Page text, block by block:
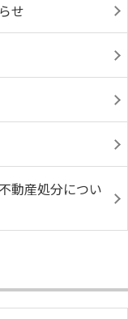
せ
動産処分につい